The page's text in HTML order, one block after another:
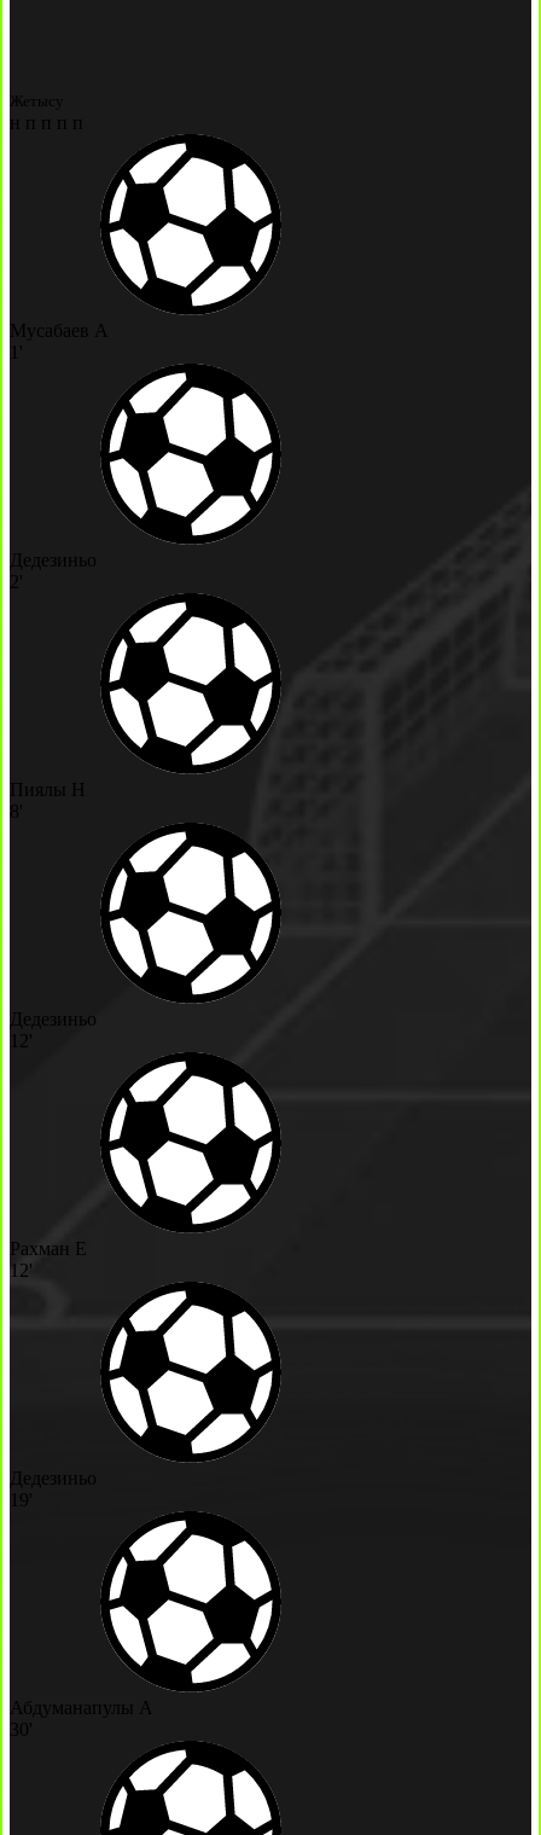
Жетысу
н п п п п
Мусабаев А
1'
Дедезиньо
2'
Пиялы Н
8'
Дедезиньо
12'
Рахман Е
12'
Дедезиньо
19'
Абдуманапулы А
30'